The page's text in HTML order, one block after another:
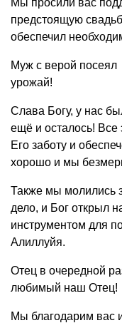
Мы просили вас
предстоящую
обеспечил
Муж с верой
урожай!
Слава Богу, у нас
ещё и осталось!
Его заботу и
хорошо и мы
Также мы молились
дело, и Бог открыл
инструментом для
Алиллуйя.
Отец в очередной
любимый наш Отец!
Мы благодарим вас